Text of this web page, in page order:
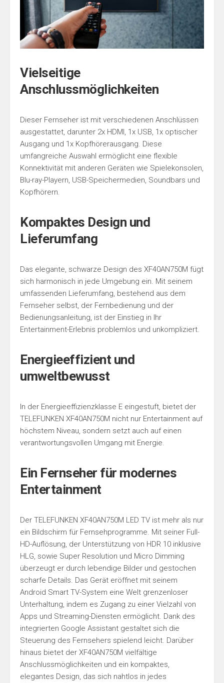
Vielseitige
Anschlussmöglichkeiten
Dieser Fernseher ist mit verschiedenen Anschlüssen
ausgestattet, darunter 2x HDMI, 1x USB, 1x optischer
Ausgang und 1x Kopfhörerausgang. Diese
umfangreiche Auswahl ermöglicht eine flexible
Konnektivität mit anderen Geräten wie Spielekonsolen,
Blu-ray-Playern, USB-Speichermedien, Soundbars und
Kopfhörern.
Kompaktes Design und
Lieferumfang
Das elegante, schwarze Design des XF40AN750M fügt
sich harmonisch in jede Umgebung ein. Mit seinem
umfassenden Lieferumfang, bestehend aus dem
Fernseher selbst, der Fernbedienung und der
Bedienungsanleitung, ist der Einstieg in Ihr
Entertainment-Erlebnis problemlos und unkompliziert.
Energieeffizient und
umweltbewusst
In der Energieeffizienzklasse E eingestuft, bietet der
TELEFUNKEN XF40AN750M nicht nur Entertainment auf
höchstem Niveau, sondern setzt auch auf einen
verantwortungsvollen Umgang mit Energie.
Ein Fernseher für modernes
Entertainment
Der TELEFUNKEN XF40AN750M LED TV ist mehr als nur
ein Bildschirm für Fernsehprogramme. Mit seiner Full-
HD-Auflösung, der Unterstützung von HDR 10 inklusive
HLG, sowie Super Resolution und Micro Dimming
überzeugt er durch lebendige Bilder und gestochen
scharfe Details. Das Gerät eröffnet mit seinem
Android Smart TV-System eine Welt grenzenloser
Unterhaltung, indem es Zugang zu einer Vielzahl von
Apps und Streaming-Diensten ermöglicht. Dank des
integrierten Google Assistant gestaltet sich die
Steuerung des Fernsehers spielend leicht. Darüber
hinaus bietet der XF40AN750M vielfältige
Anschlussmöglichkeiten und ein kompaktes,
elegantes Design, das sich nahtlos in jedes